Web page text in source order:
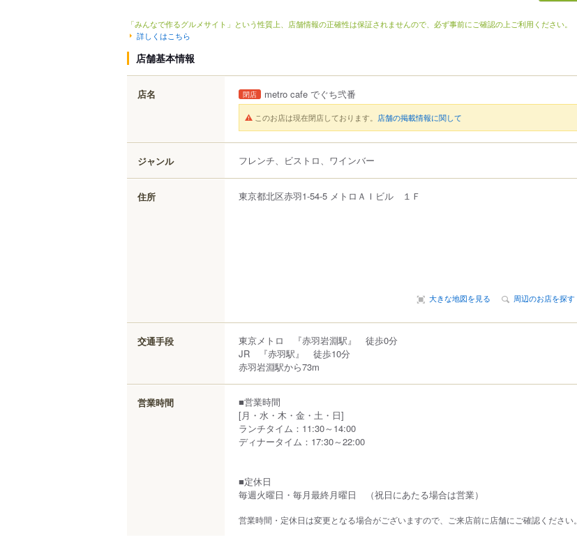
「みんなで作るグルメサイト」という性質上、店舗情報の正確性は保証されませんので、必ず事前にご確認の上ご利用ください。
詳しくはこちら
店舗基本情報
店名 閉店 metro cafe でぐち弐番
このお店は現在閉店しております。 店舗の掲載情報に関して
ジャンル フレンチ、ビストロ、ワインバー
住所 東京都北区赤羽1-54-5 メトロＡＩビル １Ｆ
大きな地図を見る 周辺のお店を探す
交通手段
東京メトロ 『赤羽岩淵駅』 徒歩0分
JR 『赤羽駅』 徒歩10分
赤羽岩淵駅から73m
営業時間
■営業時間
[月・水・木・金・土・日]
ランチタイム：11:30～14:00
ディナータイム：17:30～22:00
■定休日
毎週火曜日・毎月最終月曜日 （祝日にあたる場合は営業）
営業時間・定休日は変更となる場合がございますので、ご来店前に店舗にご確認ください。